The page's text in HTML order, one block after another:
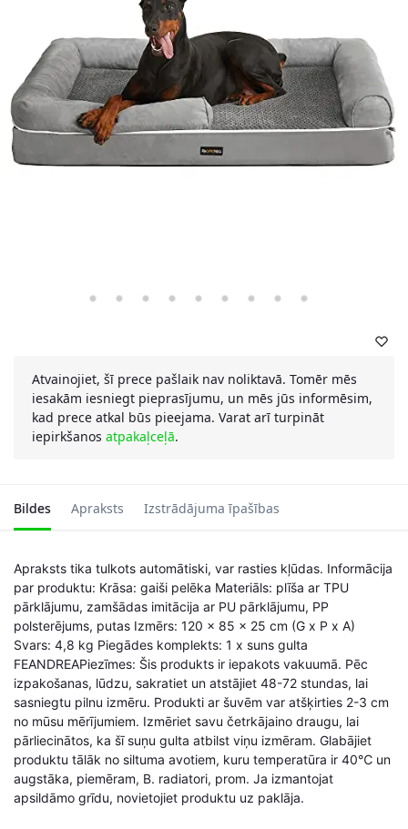
Atvainojiet, šī prece pašlaik nav noliktavā. Tomēr mēs
iesakām iesniegt pieprasījumu, un mēs jūs informēsim,
kad prece atkal būs pieejama. Varat arī turpināt
iepirkšanos atpakaļceļā.
Bildes Apraksts Izstrādājuma īpašības
Apraksts tika tulkots automātiski, var rasties kļūdas. Informācija
par produktu: Krāsa: gaiši pelēka Materiāls: plīša ar TPU
pārklājumu, zamšādas imitācija ar PU pārklājumu, PP
polsterējums, putas Izmērs: 120 x 85 x 25 cm (G x P x A)
Svars: 4,8 kg Piegādes komplekts: 1 x suns gulta
FEANDREAPiezīmes: Šis produkts ir iepakots vakuumā. Pēc
izpakošanas, lūdzu, sakratiet un atstājiet 48-72 stundas, lai
sasniegtu pilnu izmēru. Produkti ar šuvēm var atšķirties 2-3 cm
no mūsu mērījumiem. Izmēriet savu četrkājaino draugu, lai
pārliecinātos, ka šī suņu gulta atbilst viņu izmēram. Glabājiet
produktu tālāk no siltuma avotiem, kuru temperatūra ir 40℃ un
augstāka, piemēram, B. radiatori, prom. Ja izmantojat
apsildāmo grīdu, novietojiet produktu uz paklāja.